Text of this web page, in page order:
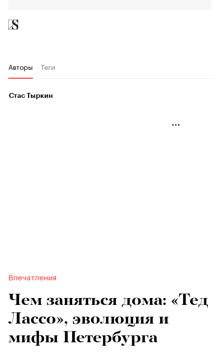
Авторы Теги
Стас Тыркин
Впечатления
Чем заняться дома: «Тед
Лассо», эволюция и
мифы Петербурга